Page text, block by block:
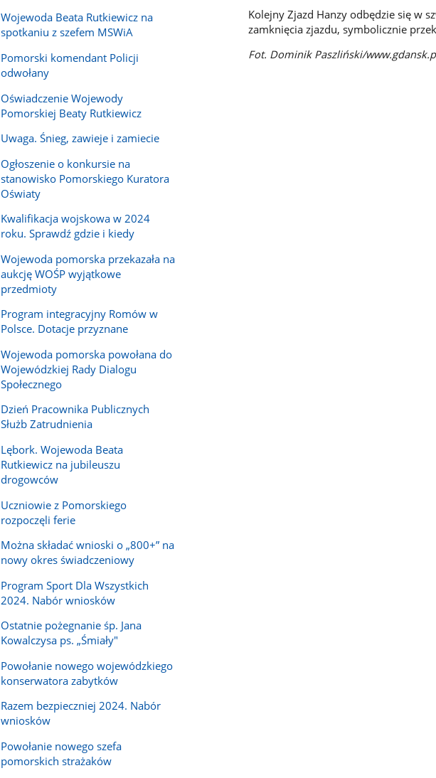
Wojewoda Beata Rutkiewicz na
spotkaniu z szefem MSWiA
Pomorski komendant Policji
odwołany
Oświadczenie Wojewody
Pomorskiej Beaty Rutkiewicz
Uwaga. Śnieg, zawieje i zamiecie
Ogłoszenie o konkursie na
stanowisko Pomorskiego Kuratora
Oświaty
Kwalifikacja wojskowa w 2024
roku. Sprawdź gdzie i kiedy
Wojewoda pomorska przekazała na
aukcję WOŚP wyjątkowe
przedmioty
Program integracyjny Romów w
Polsce. Dotacje przyznane
Wojewoda pomorska powołana do
Wojewódzkiej Rady Dialogu
Społecznego
Dzień Pracownika Publicznych
Służb Zatrudnienia
Lębork. Wojewoda Beata
Rutkiewicz na jubileuszu
drogowców
Uczniowie z Pomorskiego
rozpoczęli ferie
Można składać wnioski o „800+” na
nowy okres świadczeniowy
Program Sport Dla Wszystkich
2024. Nabór wniosków
Ostatnie pożegnanie śp. Jana
Kowalczysa ps. „Śmiały"
Powołanie nowego wojewódzkiego
konserwatora zabytków
Razem bezpieczniej 2024. Nabór
wniosków
Powołanie nowego szefa
pomorskich strażaków
Kolejny Zjazd Hanzy odbędzie się w
zamknięcia zjazdu, symbolicznie
Fot. Dominik Paszliński/